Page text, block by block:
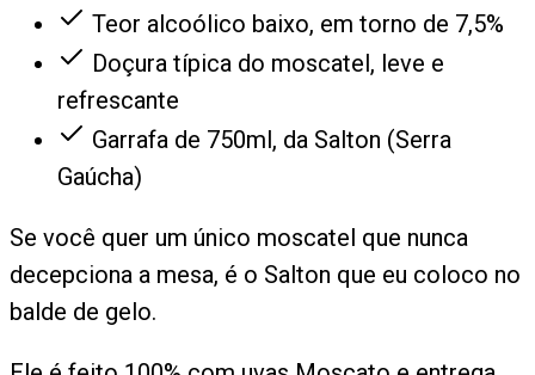
Teor alcoólico baixo, em torno de 7,5%
Doçura típica do moscatel, leve e
refrescante
Garrafa de 750ml, da Salton (Serra
Gaúcha)
Se você quer um único moscatel que nunca
decepciona a mesa, é o Salton que eu coloco no
balde de gelo.